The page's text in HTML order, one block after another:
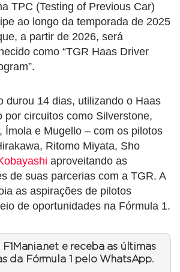
TPC (Testing of Previous Car)
ao longo da temporada de 2025
a partir de 2026, será
como “TGR Haas Driver
durou 14 dias, utilizando o Haas
por circuitos como Silverstone,
Ímola e Mugello – com os pilotos
Ritomo Miyata, Sho
aproveitando as
de suas parcerias com a TGR. A
as aspirações de pilotos
de oportunidades na Fórmula 1.
e receba as últimas
da Fórmula 1 pelo WhatsApp.